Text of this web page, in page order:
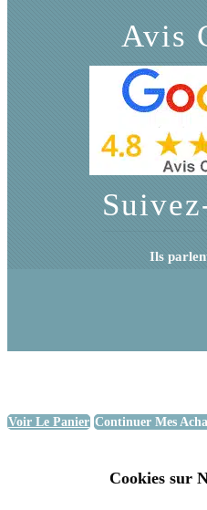
Avis
Ils
Voir Le Panier Continuer Mes
Cookies sur